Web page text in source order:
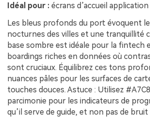
Idéal pour : écrans d’accueil
Les bleus profonds du port évoquent
nocturnes des villes et une tranquillité
base sombre est idéale pour la fintech
boardings riches en données où
sont cruciaux. Équilibrez ces tons
nuances pâles pour les surfaces de
touches douces. Astuce : Utilisez
parcimonie pour les indicateurs de
qu’il serve de guide, et non pas de bruit